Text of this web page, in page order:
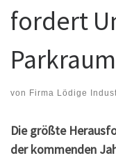
fordert
von Firma Lödige
Die größte
der kommenden